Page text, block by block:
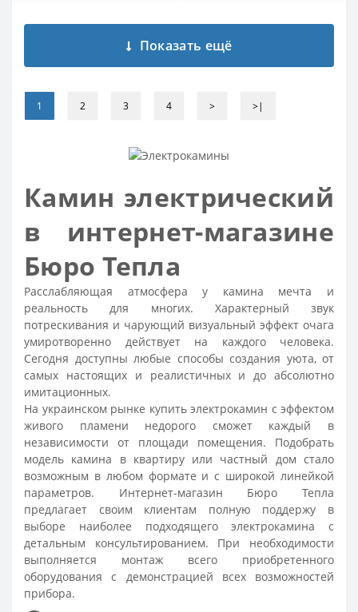
Показать ещё
1 2 3 4 > >|
Камин электрический
в интернет-магазине
Бюро Тепла
Расслабляющая атмосфера у камина мечта и
реальность для многих. Характерный звук
потрескивания и чарующий визуальный эффект очага
умиротворенно действует на каждого человека.
Сегодня доступны любые способы создания уюта, от
самых настоящих и реалистичных и до абсолютно
имитационных.
На украинском рынке купить электрокамин с эффектом
живого пламени недорого сможет каждый в
независимости от площади помещения. Подобрать
модель камина в квартиру или частный дом стало
возможным в любом формате и с широкой линейкой
параметров. Интернет-магазин Бюро Тепла
предлагает своим клиентам полную поддержу в
выборе наиболее подходящего электрокамина с
детальным консультированием. При необходимости
выполняется монтаж всего приобретенного
оборудования с демонстрацией всех возможностей
прибора.